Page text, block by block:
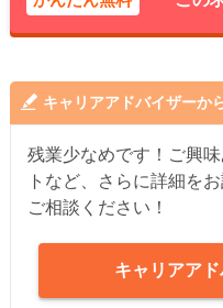
キャリアアドバイザーか
残業少なめです！ご興
トなど、さらに詳細を
ご相談ください！
キャリアア